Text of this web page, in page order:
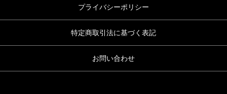
プライバシーポリシー
特定商取引法に基づく表記
お問い合わせ